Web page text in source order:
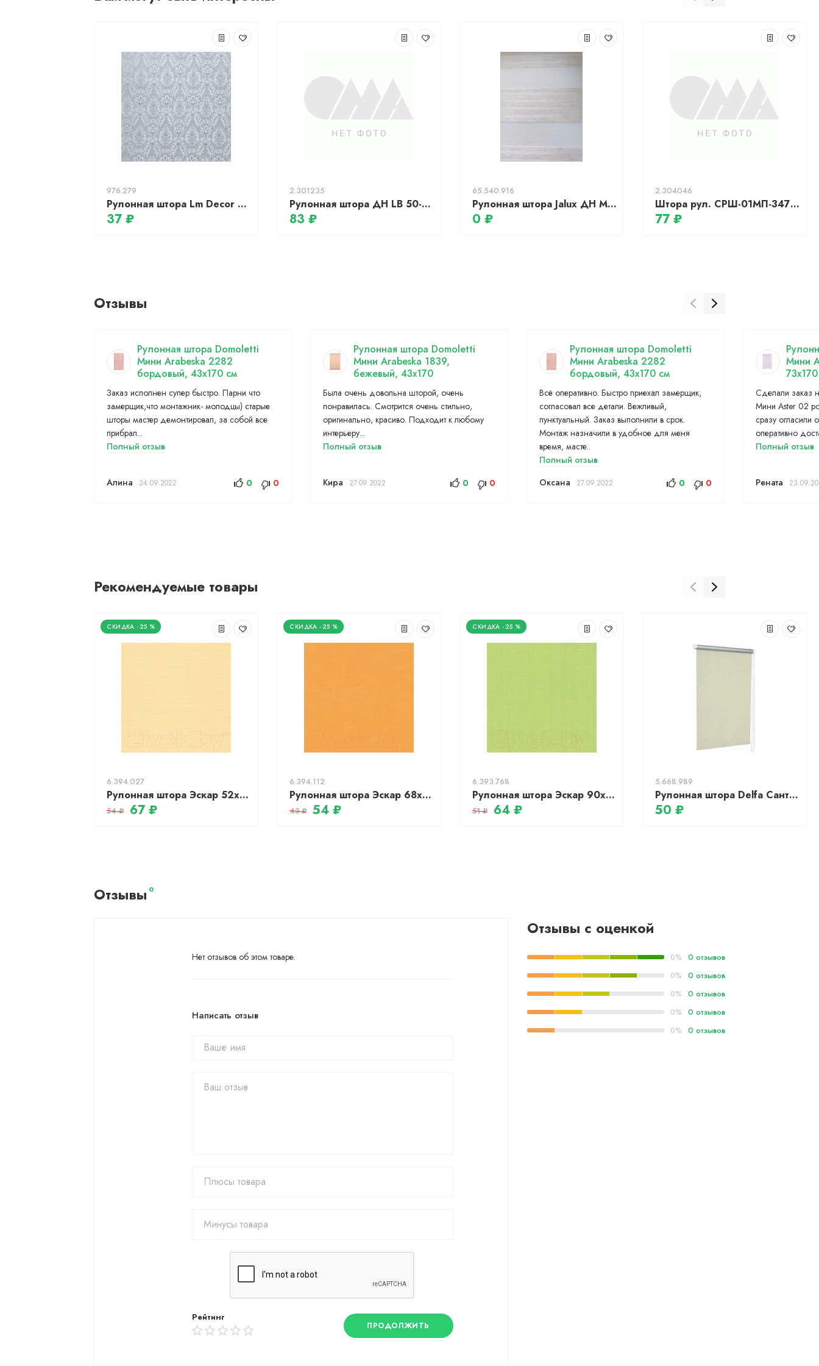
976.279
Рулонная штора Lm Decor Ампир Блэкаут LM 78-08 (43x160)
37 ₽
2.301235
Рулонная штора ДН LB 50-02, 78х160см (бежевый, день-ночь)
83 ₽
65.540.916
Рулонная штора Jalux ДН Миа 604/101 43x160 (жемчужные полоски)
0 ₽
2.304046
Штора рул. СРШ-01МП-3472 77(73)/170 Гала крем. РБ
77 ₽
Отзывы
Рулонная штора Domoletti
Мини Arabeska 2282
бордовый, 43x170 см
Заказ исполнен супер быстро. Парни что
замерщик,что монтажник- молодцы) старые
шторы мастер демонтировал, за собой все
прибрал...
Полный отзыв
Алина 24.09.2022 0 0
Рулонная штора Domoletti
Мини Arabeska 1839,
бежевый, 43x170
Была очень довольна шторой, очень
понравилась. Смотрится очень стильно,
оригинально, красиво. Подходит к любому
интерьеру...
Полный отзыв
Кира 27.09.2022 0 0
Рулонная штора Domoletti
Мини Arabeska 2282
бордовый, 43x170 см
Всё оперативно. Быстро приехал замерщик,
согласовал все детали. Вежливый,
пунктуальный. Заказ выполнили в срок.
Монтаж назначили в удобное для меня
время, масте..
Полный отзыв
Оксана
27.09.2022 0 0
Мини
Сделали заказ
Мини Aster 02
сразу огласили
оперативно
Полный отзыв
Рената
Рекомендуемые товары
-25 %
6.394.027
Рулонная штора Эскар 52x215 / 311120522151 (светлый абрикос)
54 ₽ 67 ₽
-25 %
6.394.112
Рулонная штора Эскар 68x170 / 312030681701 (апельсиновый)
43 ₽ 54 ₽
-25 %
6.393.768
Рулонная штора Эскар 90x170 / 310140901701 (салатовый)
51 ₽ 64 ₽
5.668.989
Рулонная штора Delfa Сантайм Эстера Термо-Блэкаут СРШ-01М 70301 (34x170, серо-зеленый)
50 ₽
Отзывы 0
Нет отзывов об этом товаре.
Написать отзыв
Рейтинг
ПРОДОЛЖИТЬ
Отзывы с оценкой
0% 0 отзывов
0% 0 отзывов
0% 0 отзывов
0% 0 отзывов
0% 0 отзывов